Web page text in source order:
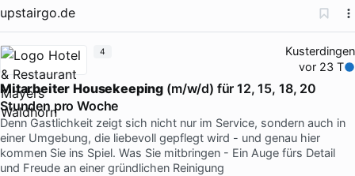
upstairgo.de
Kusterdingen
vor 23 T
Mitarbeiter Housekeeping (m/w/d) für 12, 15, 18, 20
Stunden pro Woche
Denn Gastlichkeit zeigt sich nicht nur im Service, sondern auch in
einer Umgebung, die liebevoll gepflegt wird - und genau hier
kommen Sie ins Spiel. Was Sie mitbringen - Ein Auge fürs Detail
und Freude an einer gründlichen Reinigung
4